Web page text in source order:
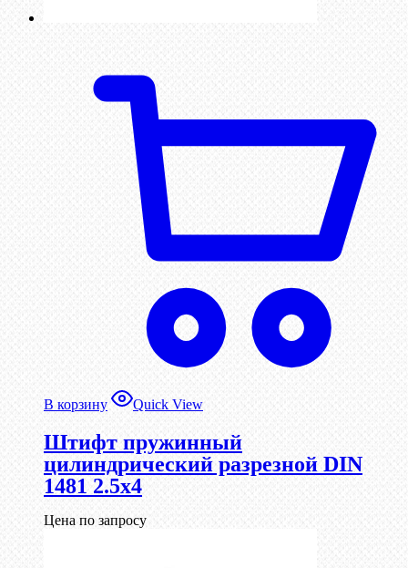
В корзину Quick View
Штифт пружинный
цилиндрический разрезной DIN
1481 2.5х4
Цена по запросу